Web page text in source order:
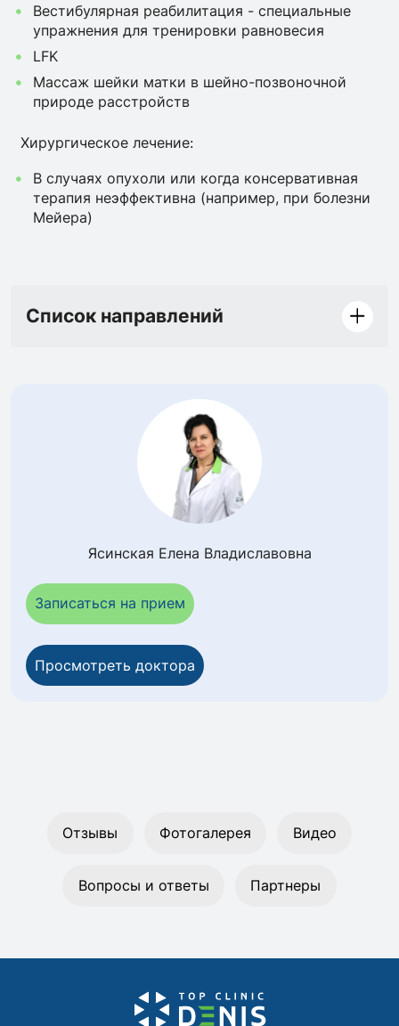
Вестибулярная реабилитация - специальные
упражнения для тренировки равновесия
LFK
Массаж шейки матки в шейно-позвоночной
природе расстройств
Хирургическое лечение:
В случаях опухоли или когда консервативная
терапия неэффективна (например, при болезни
Мейера)
Список направлений
Ясинская Елена Владиславовна
Записаться на прием
Просмотреть доктора
Отзывы Фотогалерея Видео
Вопросы и ответы Партнеры